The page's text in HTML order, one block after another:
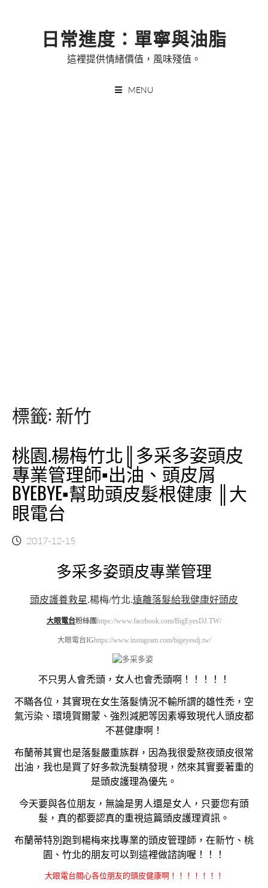
日常進度：單寧與油脂
這裡提供情緒價值，風味殘值。
MENU
標籤: 新竹
桃園.楊梅竹北║多采多姿頭皮
專業管理師▪出油、頭皮屑
BYEBYE▪幫助頭皮髮根健康 ║大
眼電台
2017-12-15
多采多姿頭皮專業管理
頭皮護養救星.楊梅/竹北.遠離落髮給我健康好頭皮
大眼電台粉絲團https://www.facebook.com/BigEyesDJ.TW/
大眼電台IGhttps://www.instagram.com/bigeyesdj.tw/
不只男人會禿頭，女人也會禿頭啊！！！！！
不瞞各位，其實現在女生落髮情況不輸所謂的雄性禿，空
氣污染、環境賀爾蒙、強烈減肥等因素導致現代人頭皮都
不甚健康啊！
布蘭蒂其實也是落髮嚴重族群，因為我很愛熬夜頭皮很常
出油，我也是買了好多款洗髮精發現，然來其實要著重的
是頭皮護理為優先。
今天要與各位朋友，無論是男人還是女人，只要您有頭
髮，真的都要認真的重視這篇頭皮護理資訊。
布蘭蒂特別跑到楊梅來找專業的頭皮管理師，在新竹、桃
園、竹北的朋友可以到這裡做諮詢喔！！！
大眼電台關心各位朋友的頭皮健康啊！！！！！！！